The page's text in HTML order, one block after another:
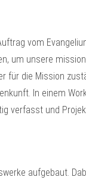
vom
um unsere
für die Mission
In einem
verfasst und
aufgebaut.